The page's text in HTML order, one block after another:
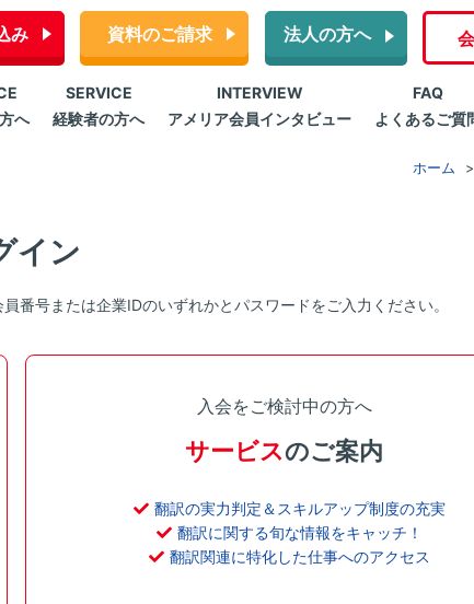
み 資料のご請求 法人の方へ
へ
SERVICE
経験者の方へ
INTERVIEW
アメリア会員インタビュー
FAQ
よくあるご質
ホーム
イン
番号または企業IDのいずれかとパスワードをご入力ください。
入会をご検討中の方へ
サービスのご案内
翻訳の実力判定＆スキルアップ制度の充実
翻訳に関する旬な情報をキャッチ！
翻訳関連に特化した仕事へのアクセス